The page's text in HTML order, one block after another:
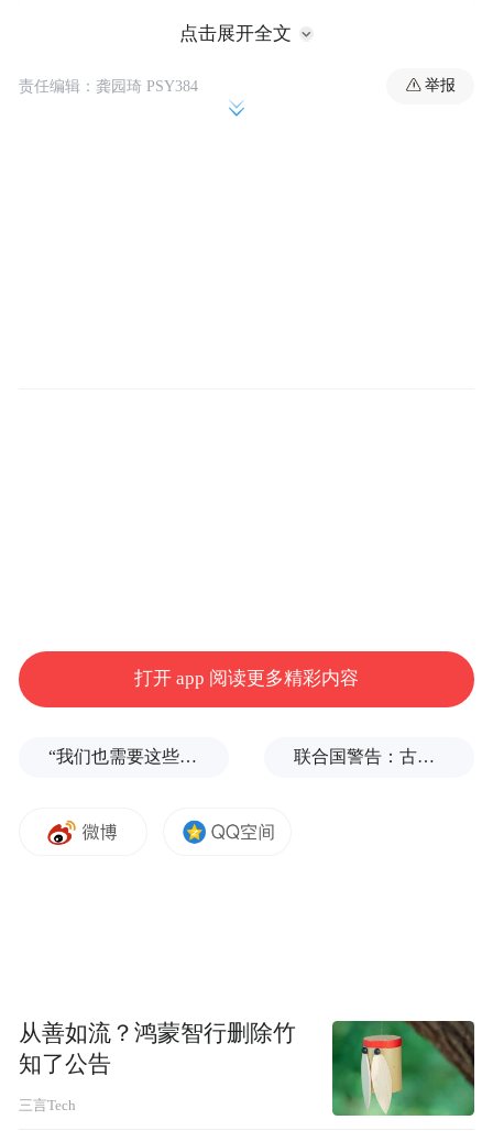
技术赋能，实现能源深度变革
级绿色工艺流程，更搭建了智慧能源管理中
一系列举措收获了实在的绿色成果：基地单
位产值综合能耗降至10.41千克标准煤/万元，
点击展开全文
责任编辑：龚园琦 PSY384 举报
打开 app 阅读更多精彩内容
“我们也需要这些导弹啊”，特朗普公开拒绝泽连斯基！ 联合国警告：古巴或变成沉默的加沙
从善如流？鸿蒙智行删除竹
知了公告
三言Tech